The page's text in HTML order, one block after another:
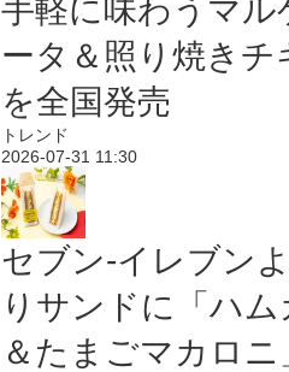
手軽に味わうマル
ータ＆照り焼きチ
を全国発売
トレンド
2026-07-31 11:30
セブン‐イレブン
りサンドに「ハム
＆たまごマカロニ